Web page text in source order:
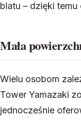
blatu – dzięki
Mała
Wielu osobom
Tower Yamazaki
jednocześnie